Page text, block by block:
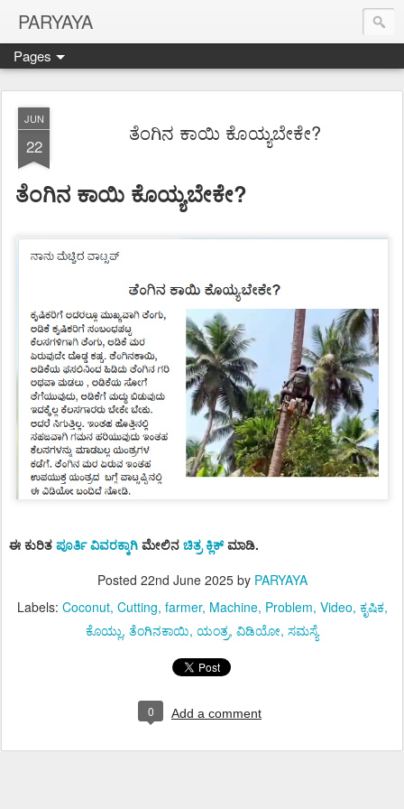
PARYAYA
Pages
JUN
22
ತೆಂಗಿನ ಕಾಯಿ ಕೊಯ್ಯಬೇಕೇ?
ತೆಂಗಿನ ಕಾಯಿ ಕೊಯ್ಯಬೇಕೇ?
ಈ ಕುರಿತ ಪೂರ್ತಿ ವಿವರಕ್ಕಾಗಿ ಮೇಲಿನ ಚಿತ್ರ ಕ್ಲಿಕ್‌ಮಾಡಿ.
Posted 22nd June 2025by PARYAYA
Labels: Coconut Cutting farmer Machine Problem Video ಕೃಷಿಕ
ಕೊಯ್ಲು ತೆಂಗಿನಕಾಯಿ ಯಂತ್ರ ವಿಡಿಯೋ ಸಮಸ್ಯೆ
0 Add a comment